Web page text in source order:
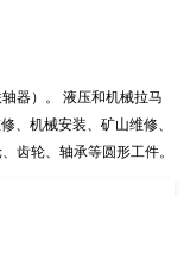
器）。 液压和机械拉马
、机械安装、矿山维修、
齿轮、轴承等圆形工件。